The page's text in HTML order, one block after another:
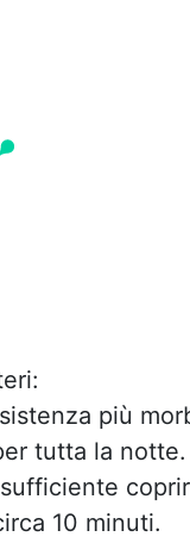
più
tutta la
10 minuti.